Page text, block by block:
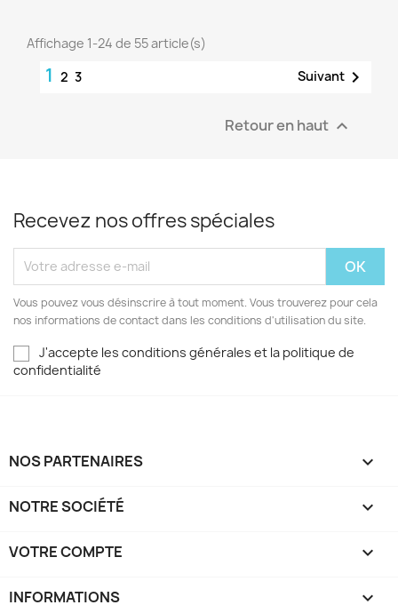
Affichage 1-24 de 55 article(s)
1 2 3 Suivant 
Retour en haut 
Recevez nos offres spéciales
Vous pouvez vous désinscrire à tout moment. Vous trouverez pour cela
nos informations de contact dans les conditions d'utilisation du site.
J'accepte les conditions générales et la politique de
confidentialité
NOS PARTENAIRES 
NOTRE SOCIÉTÉ 
VOTRE COMPTE 
INFORMATIONS keyboard_arrow_down